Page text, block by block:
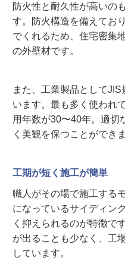
防火性と耐久性が高いの
す。防火構造を備えてお
でくれるため、住宅密集
の外壁材です。
また、工業製品として
います。最も多く使われ
用年数が30〜40年。適切
く美観を保つことができま
工期が短く施工が簡単
職人がその場で施工する
になっているサイディン
く抑えられるのが特徴で
が出ることも少なく、工
しています。